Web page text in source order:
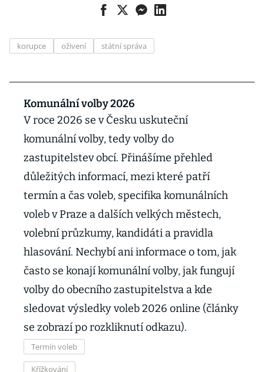
korupce oživení státní správa
Komunální volby 2026
V roce 2026 se v Česku uskuteční
komunální volby, tedy volby do
zastupitelstev obcí. Přinášíme přehled
důležitých informací, mezi které patří
termín a čas voleb, specifika komunálních
voleb v Praze a dalších velkých městech,
volební průzkumy, kandidáti a pravidla
hlasování. Nechybí ani informace o tom, jak
často se konají komunální volby, jak fungují
volby do obecního zastupitelstva a kde
sledovat výsledky voleb 2026 online (články
se zobrazí po rozkliknutí odkazu).
Termín voleb
Křížkování